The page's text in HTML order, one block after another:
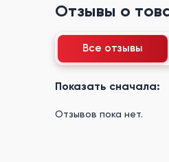
Отзывы о
Все отзывы
Показать сначала:
Отзывов пока нет.